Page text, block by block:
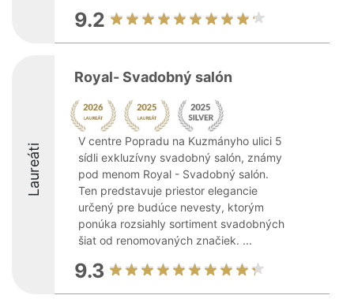
9.2
Laureáti
Royal- Svadobný salón
V centre Popradu na Kuzmányho ulici 5
sídli exkluzívny svadobný salón, známy
pod menom Royal - Svadobný salón.
Ten predstavuje priestor elegancie
určený pre budúce nevesty, ktorým
ponúka rozsiahly sortiment svadobných
šiat od renomovaných značiek. ...
9.3